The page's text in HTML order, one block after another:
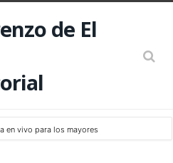
en vivo para los mayores